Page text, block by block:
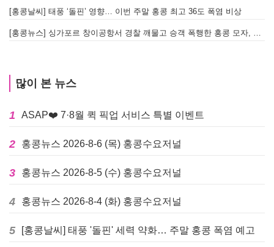
[홍콩날씨] 태풍 ‘돌핀’ 영향… 이번 주말 홍콩 최고 36도 폭염 비상
많이 본 뉴스
1 ASAP❤️ 7·8월 퀵 픽업 서비스 특별 이벤트
2 홍콩뉴스 2026-8-6 (목) 홍콩수요저널
3 홍콩뉴스 2026-8-5 (수) 홍콩수요저널
4 홍콩뉴스 2026-8-4 (화) 홍콩수요저널
5 [홍콩날씨] 태풍 '돌핀' 세력 약화… 주말 홍콩 폭염 예고